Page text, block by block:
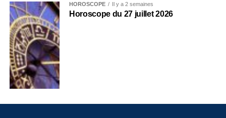
HOROSCOPE Il y a 2 semaines
Horoscope du 27 juillet 2026